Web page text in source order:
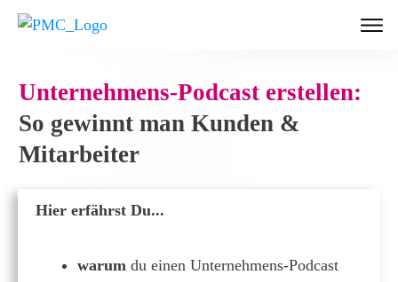
Unternehmens-Podcast erstellen:
So gewinnt man Kunden &
Mitarbeiter
Hier erfährst Du...
warum du einen Unternehmens-Podcast